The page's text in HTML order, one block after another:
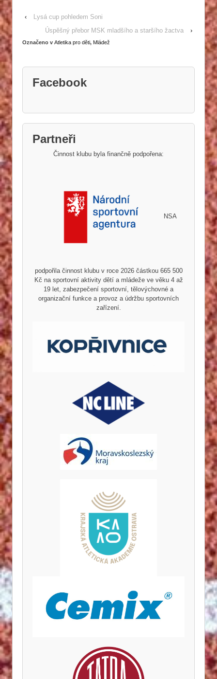
‹
Lysá cup pohledem Soni
Úspěšný přebor MSK mladšího a staršího žactva
›
Označeno v Atletika pro děti, Mládež
Facebook
Partneři
Činnost klubu byla finančně podpořena:
NSA
podpořila činnost klubu v roce 2026 částkou 665 500
Kč na sportovní aktivity dětí a mládeže ve věku 4 až
19 let, zabezpečení sportovní, tělovýchovné a
organizační funkce a provoz a údržbu sportovních
zařízení.